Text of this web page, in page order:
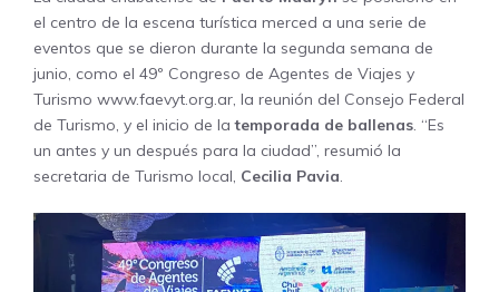
el centro de la escena turística merced a una serie de
eventos que se dieron durante la segunda semana de
junio, como el 49º Congreso de Agentes de Viajes y
Turismo www.faevyt.org.ar, la reunión del Consejo Federal
de Turismo, y el inicio de latemporada de ballenas. “Es
un antes y un después para la ciudad”, resumió la
secretaria de Turismo local, Cecilia Pavia.